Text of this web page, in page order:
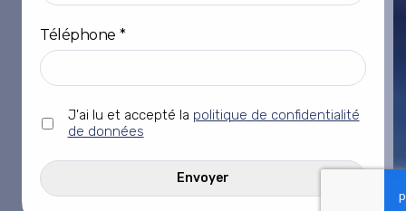
Téléphone *
Sans
titre
J'ai lu et accepté la politique de confidentialité
de données
CAPTCHA